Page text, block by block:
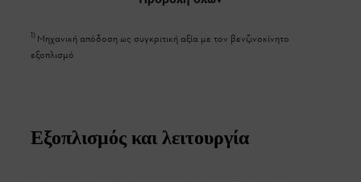
1) Μηχανική απόδοση ως συγκριτική αξία με τον βενζινοκίνητο
εξοπλισμό
Εξοπλισμός και λειτουργία